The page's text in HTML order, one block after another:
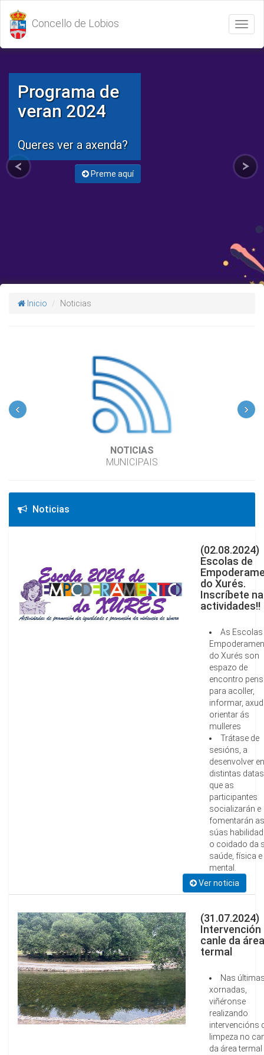
Abrir
/
Cerrar
Concello de Lobios
Programa de
veran 2024
Queres ver a axenda?
Preme aquí
Inicio Noticias
NOTICIAS
MUNICIPAIS
‹ ›
Noticias
(02.08.2024)
Escolas de
do Xurés.
Inscríbete
actividades!!
As Escolas
do Xurés son
espazo de
encontro
para acoller,
informar,
orientar ás
mulleres
Trátase de
sesións, a
desenvolver en
distintas
que as
participantes
socializarán e
fomentarán as
súas
o coidado da
saúde, física e
mental.
Ver noticia
(31.07.2024)
Intervención
canle da área
termal
Nas
xornadas,
viñéronse
realizando
intervencións
limpeza no
da área termal